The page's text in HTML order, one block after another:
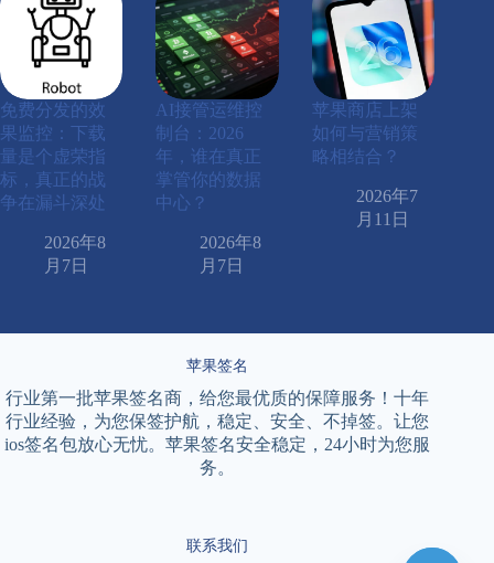
免费分发的效
果监控：下载
量是个虚荣指
标，真正的战
争在漏斗深处
2026年8
月7日
AI接管运维控
制台：2026
年，谁在真正
掌管你的数据
中心？
2026年8
月7日
苹果商店上架
如何与营销策
略相结合？
2026年7
月11日
苹果签名
行业第一批苹果签名商，给您最优质的保障服务！十年
行业经验，为您保签护航，稳定、安全、不掉签。让您
ios签名包放心无忧。苹果签名安全稳定，24小时为您服
务。
联系我们